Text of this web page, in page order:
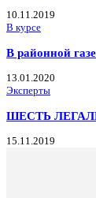
10.11.2019
В курсе
В районной
13.01.2020
Эксперты
ШЕСТЬ
15.11.2019